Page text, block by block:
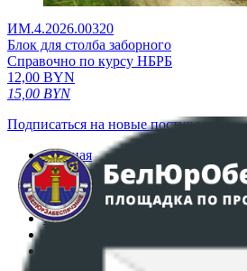
ИМ.4.2026.00320
Блок для столба заборного
Справочно по курсу НБРБ
12,00 BYN
15,00 BYN
Подписаться на новые поступления
Главная
Аукционы
Интернет-магазин
Регламент организации и
Политика в отношении